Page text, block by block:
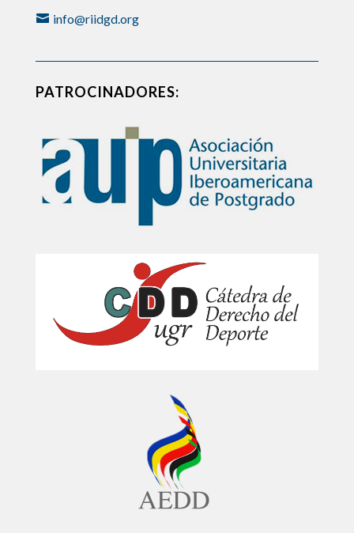
info@riidgd.org
PATROCINADORES: